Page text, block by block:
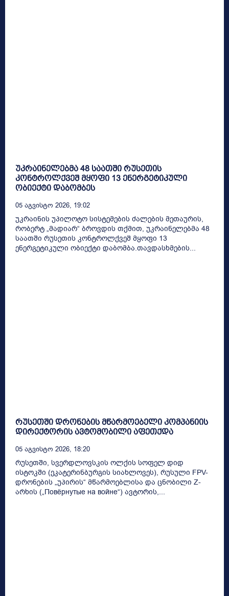
უკრაინელებმა 48 საათში რუსეთის
კონტროლქვეშ მყოფი 13 ენერგეტიკული
ობიექტი დაბომბეს
05 Აგვისტო 2026, 19:02
უკრაინის უპილოტო სისტემების ძალების მეთაურის,
რობერტ „მადიარ“ ბროვდის თქმით, უკრაინელებმა 48
საათში რუსეთის კონტროლქვეშ მყოფი 13
ენერგეტიკული ობიექტი დაბომბა.თავდასხმების...
რუსეთში დრონების მწარმოებელი კომპანიის
დირექტორის ავტომობილი აფეთქდა
05 Აგვისტო 2026, 18:20
რუსეთში, სვერდლოვსკის ოლქის სოფელ დიდ
ისტოკში (ეკატერინბურგის სიახლოვეს), რუსული FPV-
დრონების „უპირის“ მწარმოებლისა და ცნობილი Z-
არხის („Повёрнутые на войне“) ავტორის,...